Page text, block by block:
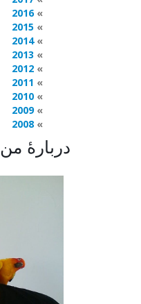
2016
2015
2014
2013
2012
2011
2010
2009
2008
دربارهٔ من